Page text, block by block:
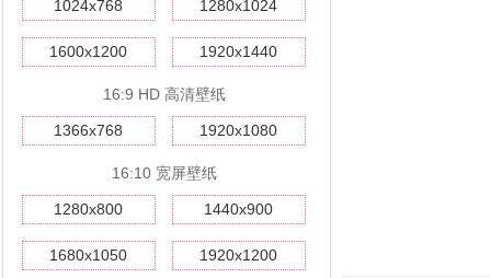
1024x768 1280x1024
1600x1200 1920x1440
16:9 HD 高清壁纸
1366x768 1920x1080
16:10 宽屏壁纸
1280x800 1440x900
1680x1050 1920x1200